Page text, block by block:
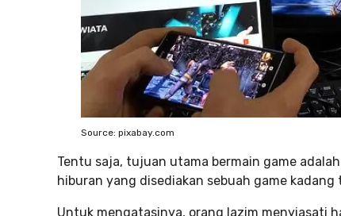
Source: pixabay.com
Tentu saja, tujuan utama bermain game
hiburan yang disediakan sebuah game kadang
Untuk mengatasinya, orang lazim menyiasati